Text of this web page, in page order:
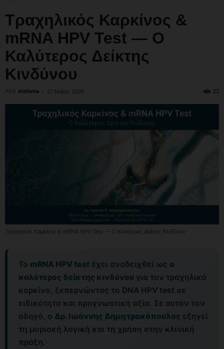
Τραχηλικός Καρκίνος &
mRNA HPV Test — Ο
Καλύτερος Δείκτης
Κινδύνου
Από stefania - 27 Μαΐου, 2026 23
Τραχηλικός Καρκίνος & mRNA HPV Test — Ο Καλύτερος Δείκτης Κινδύνου
Το mRNA HPV test έχει αναδειχθεί ως ο
καλύτερος δείκτης κινδύνου για τον τραχηλικό
καρκίνο, ξεπερνώντας το DNA HPV test σε
ειδικότητα και προγνωστική αξία. Σε αυτόν τον
οδηγό, ο Δρ. Ιωάννης Δημητρακόπουλος εξηγεί
τη μοριακή λογική και τη χρήση στην κλινική
πράξη.